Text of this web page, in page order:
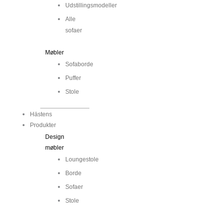
Udstillingsmodeller
Alle
sofaer
Møbler
Sofaborde
Puffer
Stole
Hästens
Produkter
Design
møbler
Loungestole
Borde
Sofaer
Stole